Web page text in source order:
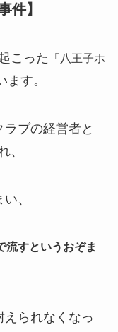
件】
こった
「八王子ホ
す。
ブの経営者と
、
、
流すというおぞま
えられなくなっ